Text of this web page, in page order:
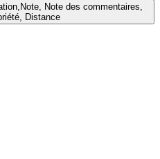
Note des commentaires,
Distance